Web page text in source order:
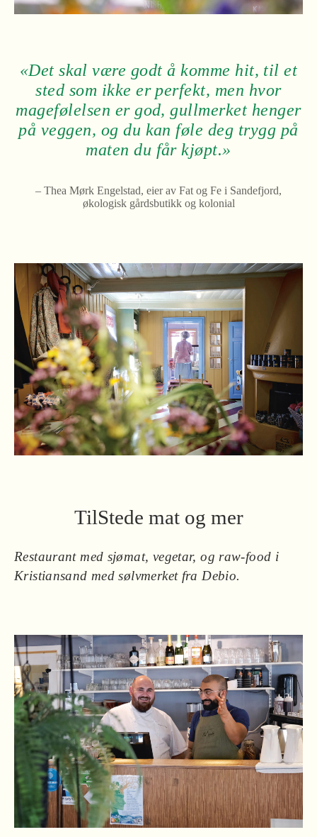
«Det skal være godt å komme hit, til et
sted som ikke er perfekt, men hvor
magefølelsen er god, gullmerket henger
på veggen, og du kan føle deg trygg på
maten du får kjøpt.»
– Thea Mørk Engelstad, eier av Fat og Fe i Sandefjord,
økologisk gårdsbutikk og kolonial
TilStede mat og mer
Restaurant med sjømat, vegetar, og raw-food i
Kristiansand med sølvmerket fra Debio.